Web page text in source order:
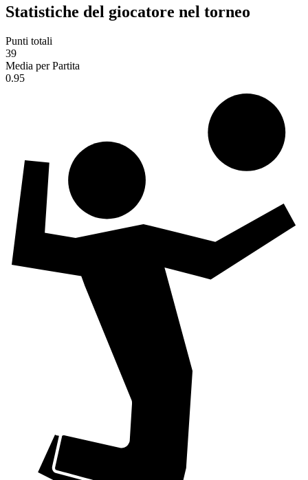
Statistiche del giocatore nel torneo
Punti totali
39
Media per Partita
0.95